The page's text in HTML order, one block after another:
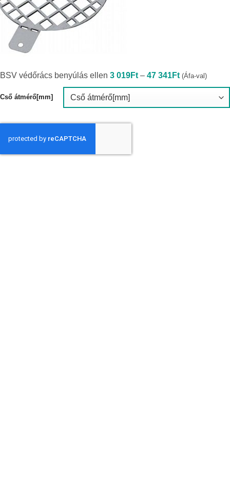
BSV védőrács benyúlás ellen 3 019Ft – 47 341FtÁrtartomány:
3
019Ft
47
(Áfa-val)
Cső átmérő[mm]